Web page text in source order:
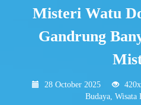
Misteri Watu
Gandrung
28 October 2025 420x
Budaya, Wisata